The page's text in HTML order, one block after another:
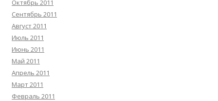
Октябрь 2011
Сентябрь 2011
Август 2011
Июль 2011
Июнь 2011
Май 2011
Апрель 2011
Март 2011
Февраль 2011